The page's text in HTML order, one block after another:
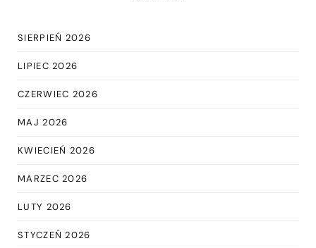
SIERPIEŃ 2026
LIPIEC 2026
CZERWIEC 2026
MAJ 2026
KWIECIEŃ 2026
MARZEC 2026
LUTY 2026
STYCZEŃ 2026